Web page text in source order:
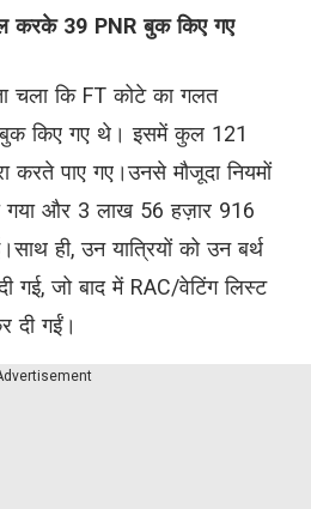
करके 39 PNR बुक किए गए
चला कि FT कोटे का गलत
किए गए थे। इसमें कुल 121
करते पाए गए।उनसे मौजूदा नियमों
गया और 3 लाख 56 हज़ार 916
ही, उन यात्रियों को उन बर्थ
गई, जो बाद में RAC/वेटिंग लिस्ट
दी गईं।